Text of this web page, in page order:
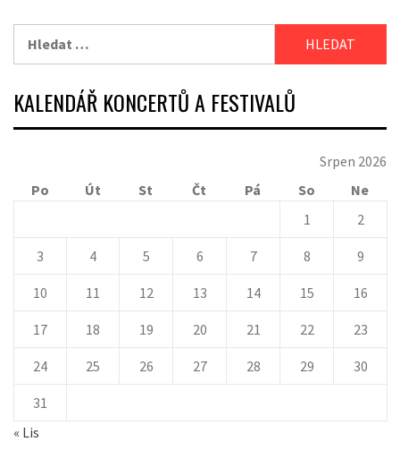
KALENDÁŘ KONCERTŮ A FESTIVALŮ
Srpen 2026
Po
Út St Čt Pá So
Ne
1
2
3 4 5 6 7 8 9
10 11 12 13 14 15 16
17 18 19 20 21 22 23
24 25 26 27 28 29 30
31
« Lis